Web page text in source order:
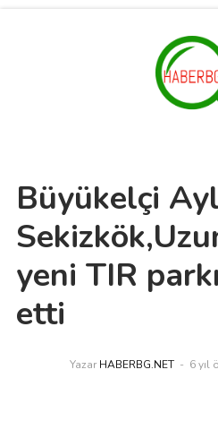
Büyükelçi
yeni TIR
etti
Yazar HABERBG.NET 6 yıl